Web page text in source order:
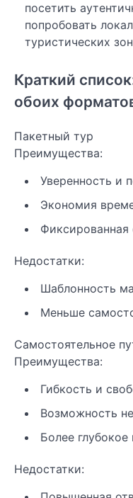
посетить
попробовать
туристических
Краткий
обоих
Пакетный тур
Преимущества:
Уверенность и
Экономия
Фиксированная
Недостатки:
Шаблонность
Меньше
Самостоятельное
Преимущества:
Гибкость и
Возможность
Более
Недостатки: